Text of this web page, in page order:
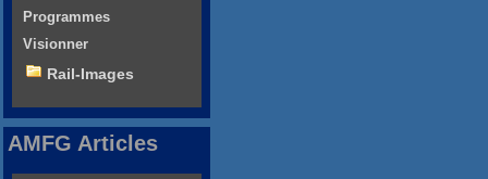
Programmes
Visionner
Rail-Images
AMFG Articles